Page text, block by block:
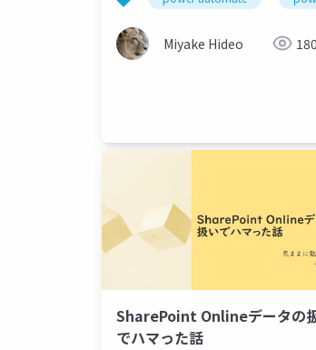
Miyake Hideo
SharePoint Onlineデータの
でハマった話